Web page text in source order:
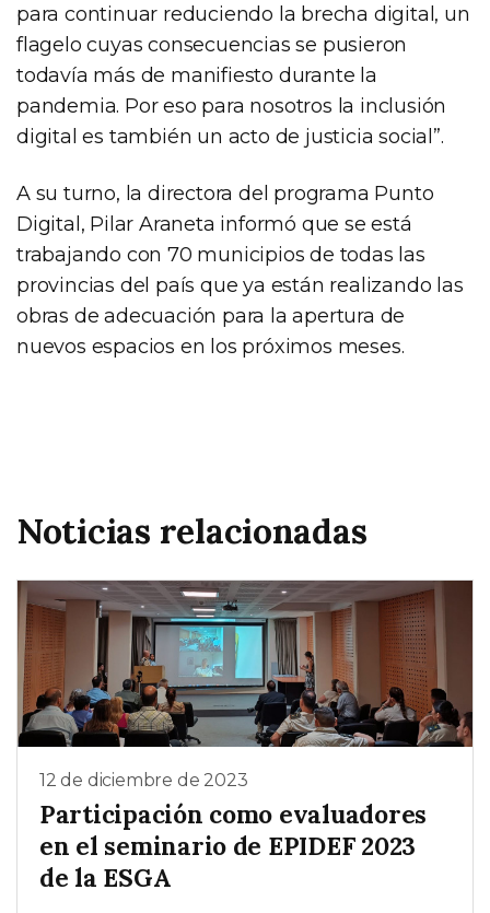
para continuar reduciendo la brecha digital, un
flagelo cuyas consecuencias se pusieron
todavía más de manifiesto durante la
pandemia. Por eso para nosotros la inclusión
digital es también un acto de justicia social”.
A su turno, la directora del programa Punto
Digital, Pilar Araneta informó que se está
trabajando con 70 municipios de todas las
provincias del país que ya están realizando las
obras de adecuación para la apertura de
nuevos espacios en los próximos meses.
Noticias relacionadas
12 de diciembre de 2023
Participación como evaluadores
en el seminario de EPIDEF 2023
de la ESGA